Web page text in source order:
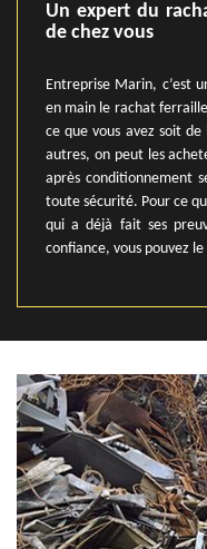
Un expert du
de chez vous
Entreprise Marin, c’est
en main le rachat
ce que vous avez soit
autres, on peut les
après conditionnement
toute sécurité. Pour ce
qui a déjà fait ses
confiance, vous pouvez